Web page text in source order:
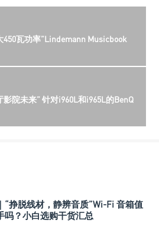
瓦功率”Lindemann Musicbook
院未来” 针对i960L和i965L的BenQ
“挣脱线材，静辨音质”Wi-Fi 音箱值
吗？小白选购干货汇总